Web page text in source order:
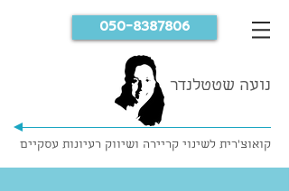
נועה שטטלנדר
קואוצ'רית לשינוי קריירה ושיווק רעיונות עסקיים
050-8387806